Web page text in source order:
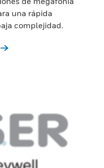
una rápida
complejidad.